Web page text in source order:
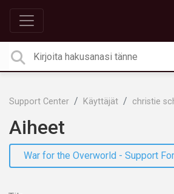
Support Center Käyttäjät christie
Aiheet
War for the Overworld - Support